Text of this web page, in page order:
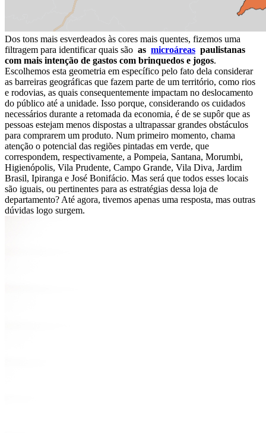
Dos tons mais esverdeados às cores mais quentes, fizemos uma
filtragem para identificar quais são as microáreas paulistanas
com mais intenção de gastos com brinquedos e jogos.
Escolhemos esta geometria em específico pelo fato dela considerar
as barreiras geográficas que fazem parte de um território, como rios
e rodovias, as quais consequentemente impactam no deslocamento
do público até a unidade. Isso porque, considerando os cuidados
necessários durante a retomada da economia, é de se supôr que as
pessoas estejam menos dispostas a ultrapassar grandes obstáculos
para comprarem um produto. Num primeiro momento, chama
atenção o potencial das regiões pintadas em verde, que
correspondem, respectivamente, a Pompeia, Santana, Morumbi,
Higienópolis, Vila Prudente, Campo Grande, Vila Diva, Jardim
Brasil, Ipiranga e José Bonifácio. Mas será que todos esses locais
são iguais, ou pertinentes para as estratégias dessa loja de
departamento? Até agora, tivemos apenas uma resposta, mas outras
dúvidas logo surgem.